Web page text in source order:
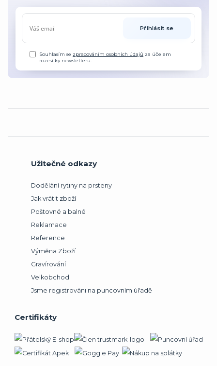
Přihlásit se
Souhlasím se zpracováním osobních údajů za účelem
rozesílky newsletteru.
Užitečné odkazy
Dodělání rytiny na prsteny
Jak vrátit zboží
Poštovné a balné
Reklamace
Reference
Výměna Zboží
Gravírování
Velkobchod
Jsme registrováni na puncovním úřadě
Certifikáty